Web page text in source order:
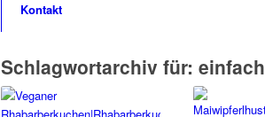
Kontakt
Schlagwortarchiv für: einfach